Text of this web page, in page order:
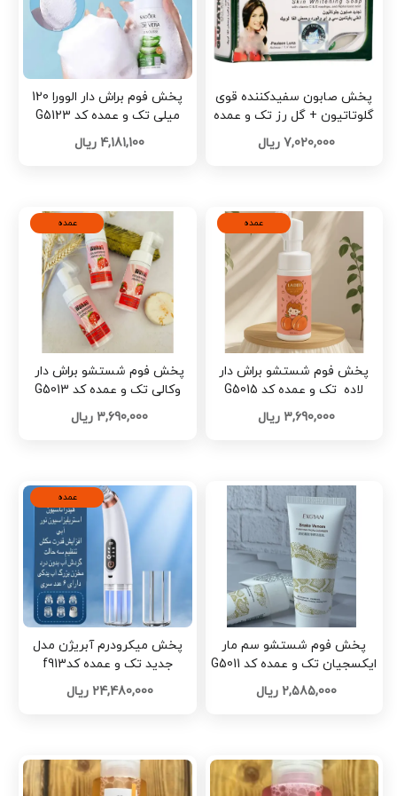
پخش صابون سفیدکننده قوی
گلوتاتیون + گل رز تک و عمده
کد R092
7,020,000 ریال
پخش فوم براش دار الوورا 120
میلی تک و عمده کد G5123
4,181,100 ریال
عمده
پخش فوم شستشو براش دار
لاده ‌ تک و عمده کد G5015
3,690,000 ریال
عمده
پخش فوم شستشو براش دار ‌
وکالی تک و عمده کد G5013
3,690,000 ریال
پخش فوم شستشو سم مار
ایکسجیان تک و عمده کد G5011
2,585,000 ریال
عمده
پخش ميكرودرم آبريژن مدل
جدید تک و عمده کدf913
24,480,000 ریال